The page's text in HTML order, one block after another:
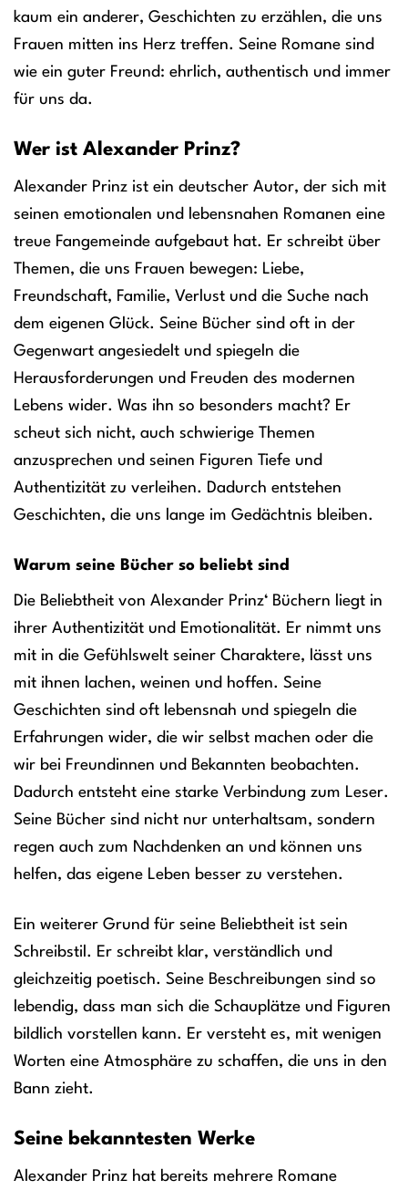
kaum ein anderer, Geschichten zu erzählen, die uns
Frauen mitten ins Herz treffen. Seine Romane sind
wie ein guter Freund: ehrlich, authentisch und immer
für uns da.
Wer ist Alexander Prinz?
Alexander Prinz ist ein deutscher Autor, der sich mit
seinen emotionalen und lebensnahen Romanen eine
treue Fangemeinde aufgebaut hat. Er schreibt über
Themen, die uns Frauen bewegen: Liebe,
Freundschaft, Familie, Verlust und die Suche nach
dem eigenen Glück. Seine Bücher sind oft in der
Gegenwart angesiedelt und spiegeln die
Herausforderungen und Freuden des modernen
Lebens wider. Was ihn so besonders macht? Er
scheut sich nicht, auch schwierige Themen
anzusprechen und seinen Figuren Tiefe und
Authentizität zu verleihen. Dadurch entstehen
Geschichten, die uns lange im Gedächtnis bleiben.
Warum seine Bücher so beliebt sind
Die Beliebtheit von Alexander Prinz‘ Büchern liegt in
ihrer Authentizität und Emotionalität. Er nimmt uns
mit in die Gefühlswelt seiner Charaktere, lässt uns
mit ihnen lachen, weinen und hoffen. Seine
Geschichten sind oft lebensnah und spiegeln die
Erfahrungen wider, die wir selbst machen oder die
wir bei Freundinnen und Bekannten beobachten.
Dadurch entsteht eine starke Verbindung zum Leser.
Seine Bücher sind nicht nur unterhaltsam, sondern
regen auch zum Nachdenken an und können uns
helfen, das eigene Leben besser zu verstehen.
Ein weiterer Grund für seine Beliebtheit ist sein
Schreibstil. Er schreibt klar, verständlich und
gleichzeitig poetisch. Seine Beschreibungen sind so
lebendig, dass man sich die Schauplätze und Figuren
bildlich vorstellen kann. Er versteht es, mit wenigen
Worten eine Atmosphäre zu schaffen, die uns in den
Bann zieht.
Seine bekanntesten Werke
Alexander Prinz hat bereits mehrere Romane